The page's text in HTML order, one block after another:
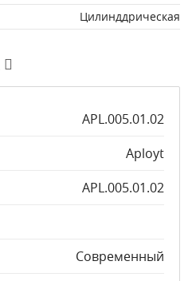
Цилинддрическая
APL.005.01.02
Aployt
APL.005.01.02
Современный